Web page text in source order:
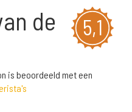
5,1
de
is beoordeeld met een